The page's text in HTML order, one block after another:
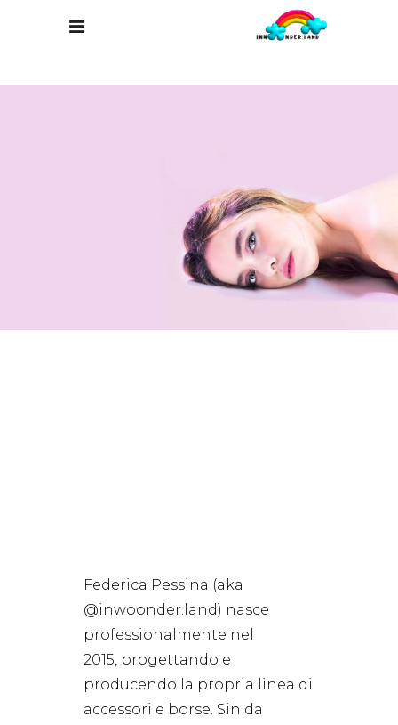
Federica Pessina (aka
@inwoonder.land) nasce
professionalmente nel
2015, progettando e
producendo la propria linea di
accessori e borse. Sin da